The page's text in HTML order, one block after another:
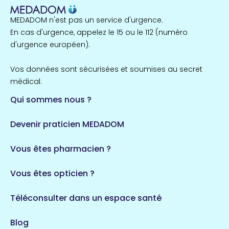
MEDADOM n'est pas un service d'urgence.
En cas d'urgence, appelez le 15 ou le 112 (numéro
d'urgence européen).
Vos données sont sécurisées et soumises au secret
médical.
Qui sommes nous ?
Devenir praticien MEDADOM
Vous êtes pharmacien ?
Vous êtes opticien ?
Téléconsulter dans un espace santé
Blog